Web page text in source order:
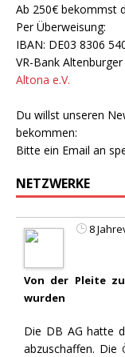
Ab 250€ bekommst
Per Überweisung:
IBAN: DE03 8306
VR-Bank
Altona e.V.
Du willst unseren
bekommen:
Bitte ein Email an
NETZWERKE
8
Von der Pleite
wurden
Die DB AG hatte
abzuschaffen. Die